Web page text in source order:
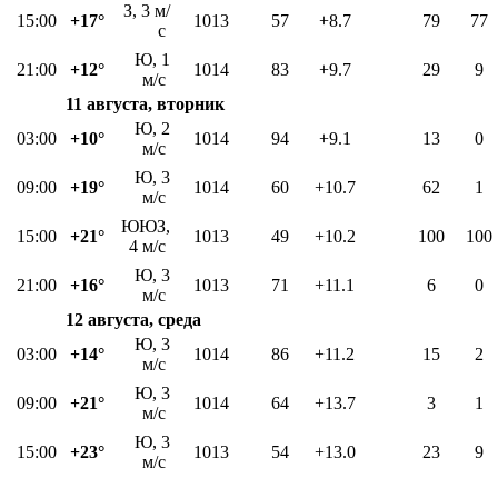
15:00 +17°
З, 3 м/
с
1013 57 +8.7 79 77
21:00 +12°
Ю, 1
м/с
1014 83 +9.7 29
9
11 августа, вторник
03:00
+10°
Ю, 2
м/с
1014 94 +9.1 13 0
09:00 +19°
Ю, 3
м/с
1014 60 +10.7 62 1
15:00 +21°
ЮЮЗ,
4 м/с
1013 49 +10.2 100 100
21:00 +16°
Ю, 3
м/с
1013 71 +11.1 6
0
12 августа, среда
03:00
+14°
Ю, 3
м/с
1014 86 +11.2 15 2
09:00 +21°
Ю, 3
м/с
1014 64 +13.7 3 1
15:00 +23°
Ю, 3
м/с
1013 54 +13.0 23 9